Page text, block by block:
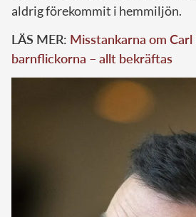
aldrig förekommit i hemmiljön.
LÄS MER: Misstankarna om Carl
barnflickorna – allt bekräftas